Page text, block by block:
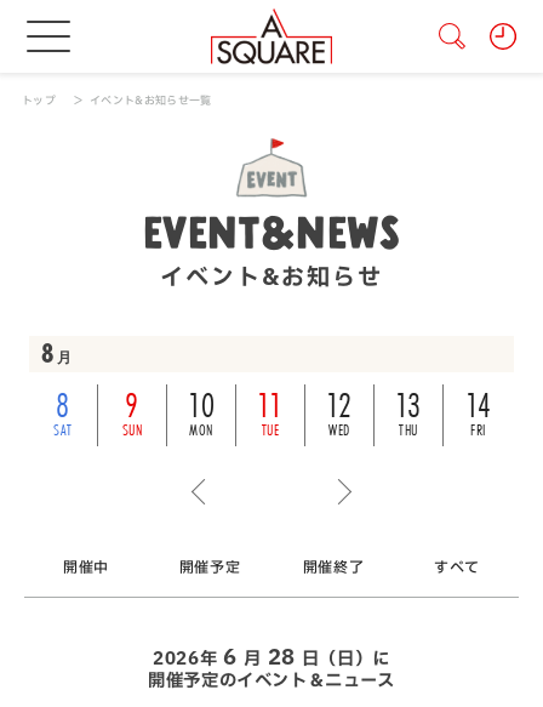
トップ イベント&お知らせ一覧
EVENT&NEWS
イベント&お知らせ
8 月
8
SAT
9
SUN
10
MON
11
TUE
12
WED
13
THU
14
FRI
開催中 開催予定 開催終了 すべて
2026年 6 月 28 日（日）に
開催予定のイベント＆ニュース